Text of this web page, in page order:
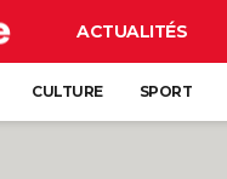
ACTUALITÉS
CULTURE SPORT